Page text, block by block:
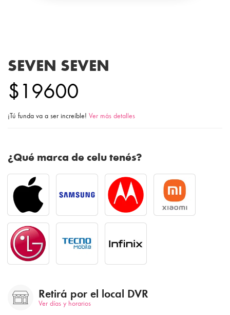
SEVEN SEVEN
$19600
¡Tú funda va a ser increíble! Ver más detalles
¿Qué marca de celu tenés?
Retirá por el local DVR
Ver días y horarios